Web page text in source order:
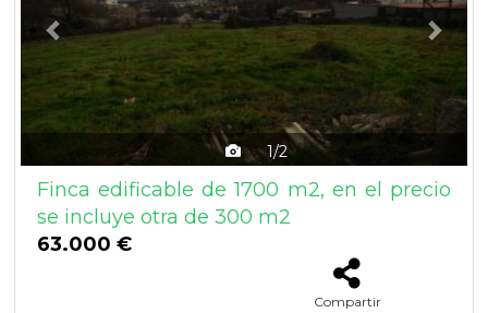
1/2
Finca edificable de 1700 m2, en el precio
se incluye otra de 300 m2
63.000 €
Compartir